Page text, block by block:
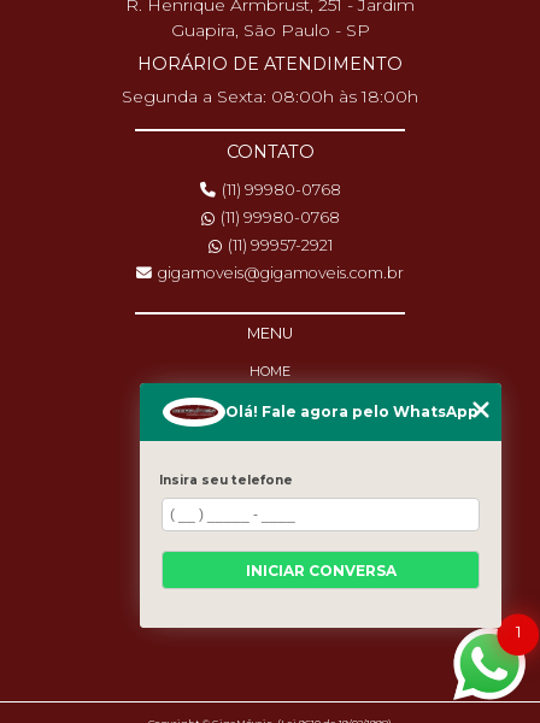
R. Henrique Armbrust, 251 - Jardim
Guapira, São Paulo - SP
HORÁRIO DE ATENDIMENTO
Segunda a Sexta: 08:00h às 18:00h
CONTATO
(11) 99980-0768
(11) 99980-0768
(11) 99957-2921
gigamoveis@gigamoveis.com.br
MENU
HOME
PRODUTOS
MANUTENÇÃO
CASES
MAPA DO SITE
1
Olá! Fale agora pelo WhatsApp
Insira seu telefone
INICIAR CONVERSA